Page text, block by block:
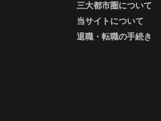
三大都市圏について
当サイトについて
退職・転職の手続き